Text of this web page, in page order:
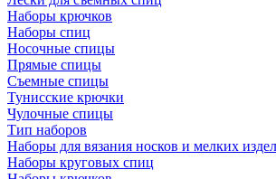
Наборы крючков
Наборы спиц
Носочные спицы
Прямые спицы
Съемные спицы
Тунисские крючки
Чулочные спицы
Тип наборов
Наборы для вязания носков и мелких
Наборы круговых спиц